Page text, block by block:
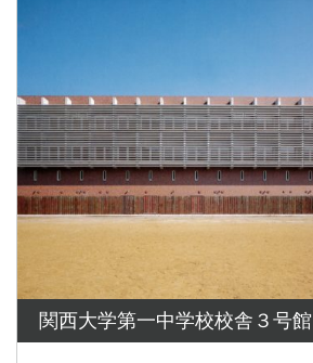
関西大学第一中学校校舎３号館